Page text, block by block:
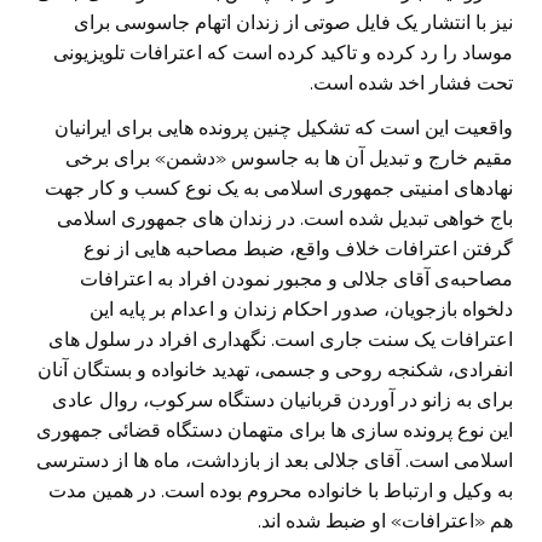
نیز با انتشار یک فایل صوتی از زندان اتهام جاسوسی برای
موساد را رد کرده و تاکید کرده است که اعترافات تلویزیونی
تحت فشار اخد شده است.
واقعیت این است که تشکیل چنین پرونده هایی برای ایرانیان
مقیم خارج و تبدیل آن ها به جاسوس «دشمن» برای برخی
نهادهای امنیتی جمهوری اسلامی به یک نوع کسب و کار جهت
باج خواهی تبدیل شده است. در زندان های جمهوری اسلامی
گرفتن اعترافات خلاف واقع، ضبط مصاحبه هایی از نوع
مصاحبه‌ی آقای جلالی و مجبور نمودن افراد به اعترافات
دلخواه بازجویان، صدور احکام زندان و اعدام بر پایه این
اعترافات یک سنت جاری است. نگهداری افراد در سلول های
انفرادی، شکنجه روحی و جسمی، تهدید خانواده و بستگان آنان
برای به زانو در آوردن قربانیان دستگاه سرکوب، روال عادی
این نوع پرونده سازی ها برای متهمان دستگاه قضائی جمهوری
اسلامی است. آقای جلالی بعد از بازداشت، ماه ها از دسترسی
به وکیل و ارتباط با خانواده محروم بوده است. در همین مدت
هم «اعترافات» او ضبط شده اند.